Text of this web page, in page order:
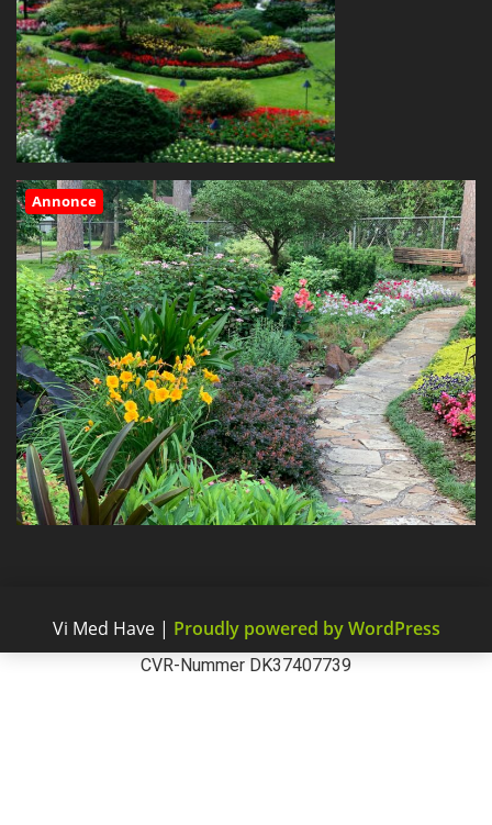
Annonce
Vi Med Have | Proudly powered by WordPress
CVR-Nummer DK37407739